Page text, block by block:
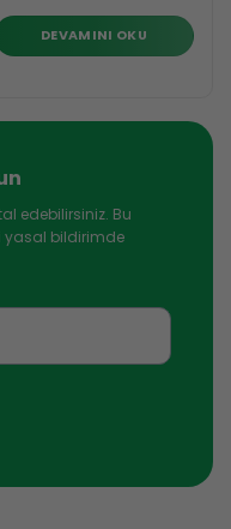
DEVAMINI OKU
edebilirsiniz. Bu
yasal bildirimde